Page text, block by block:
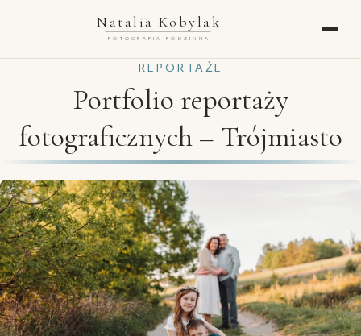
Natalia Kobylak
FOTOGRAFIA RODZINNA
REPORTAŻE
Portfolio reportaży
fotograficznych – Trójmiasto